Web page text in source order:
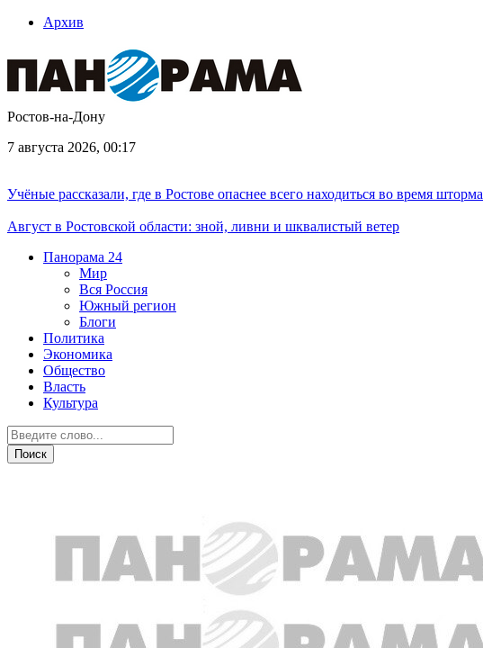
Архив
Ростов-на-Дону
7 августа 2026, 00:17
Учёные рассказали, где в Ростове опаснее всего находиться во время шторма
Август в Ростовской области: зной, ливни и шквалистый ветер
Панорама 24
Мир
Вся Россия
Южный регион
Блоги
Политика
Экономика
Общество
Власть
Культура